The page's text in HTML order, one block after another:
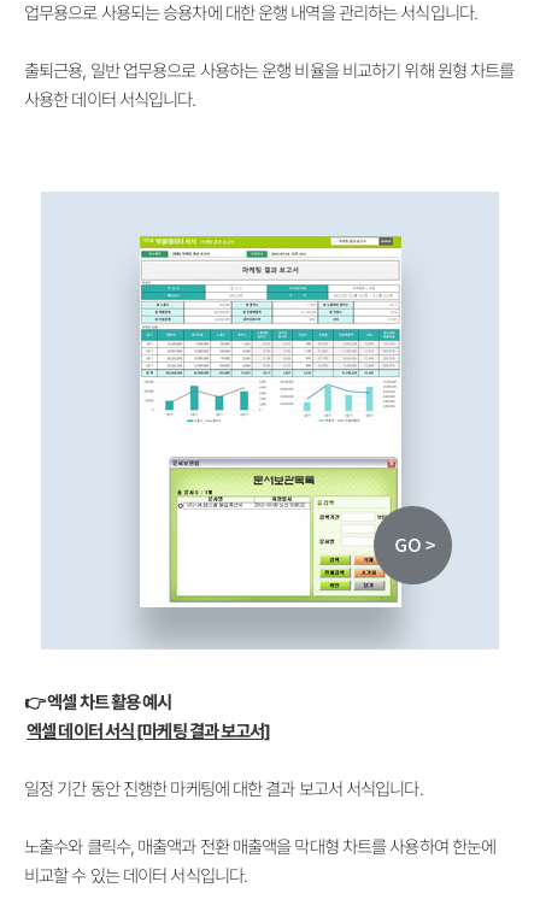
업무용으로 사용되는 승용차에 대한 운행 내역을 관리하는 서식입니다.
출퇴근용, 일반 업무용으로 사용하는 운행 비율을 비교하기 위해 원형 차트를
사용한 데이터 서식입니다.
👉 엑셀 차트 활용 예시
엑셀 데이터 서식 [마케팅 결과 보고서]
일정 기간 동안 진행한 마케팅에 대한 결과 보고서 서식입니다.
노출수와 클릭수, 매출액과 전환 매출액을 막대형 차트를 사용하여 한눈에
비교할 수 있는 데이터 서식입니다.